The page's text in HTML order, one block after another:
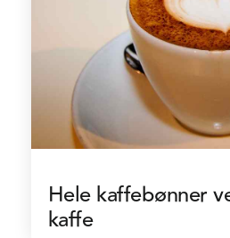
Hele kaffebønner
kaffe